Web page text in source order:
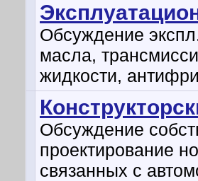
Обсуждение
масла,
жидкости,
Обсуждение
проектирование
связанных с